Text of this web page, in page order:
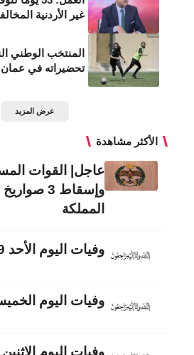
غير الأردنية
تحضيراته في عمان
عرض المزيد
الأكثر مشاهدة
عاجل| القوات
وإسقاط 3
المملكة
وفيات اليوم الأحد 2026/7/19
وفيات اليوم الخميس 2026/
وفيات اليوم الاثنين 2026/7/20